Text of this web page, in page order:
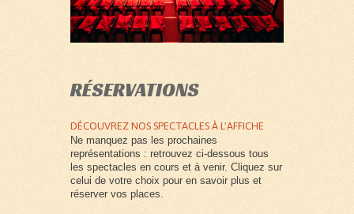
RÉSERVATIONS
DÉCOUVREZ NOS SPECTACLES À L'AFFICHE
Ne manquez pas les prochaines
représentations : retrouvez ci-dessous tous
les spectacles en cours et à venir. Cliquez sur
celui de votre choix pour en savoir plus et
réserver vos places.